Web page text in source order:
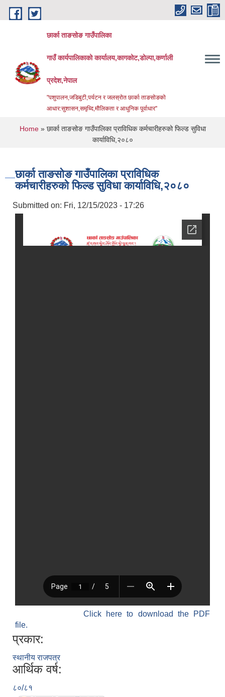
Skip to main content
छार्का ताङसोङ गाउँपालिका
गाउँ कार्यपालिकाको कार्यालय,कागकोट,डोल्पा,कर्णाली
प्रदेश,नेपाल
"पशुपालन,जडिबुटी,पर्यटन र जलस्रोत छार्का ताङसोङको
आधार:सुशासन,समृध्दि,मौलिकता र आधुनिक पूर्वाधार''
You are here
Home» छार्का ताङसोङ गाउँपालिका प्राविधिक कर्मचारीहरुको फिल्ड सुविधा
कार्याविधि,२०८०
छार्का ताङसोङ गाउँपालिका प्राविधिक
कर्मचारीहरुको फिल्ड सुविधा कार्याविधि,२०८०
Submitted on: Fri, 12/15/2023 - 17:26
Click here to download the PDF
file.
प्रकार:
स्थानीय राजपत्र
आर्थिक वर्ष:
८०/८१